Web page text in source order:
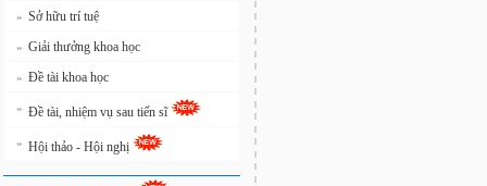
» Sở hữu trí tuệ
» Giải thưởng khoa học
» Đề tài khoa học
» Đề tài, nhiệm vụ sau tiến sĩ
» Hội thảo - Hội nghị